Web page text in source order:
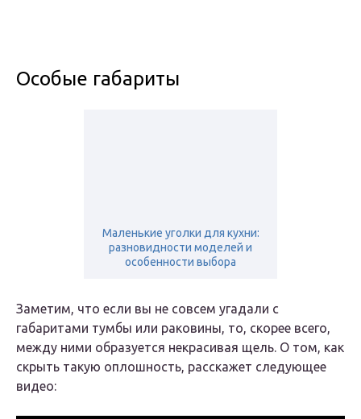
Особые габариты
Маленькие уголки для кухни:
разновидности моделей и
особенности выбора
Заметим, что если вы не совсем угадали с
габаритами тумбы или раковины, то, скорее всего,
между ними образуется некрасивая щель. О том, как
скрыть такую оплошность, расскажет следующее
видео: